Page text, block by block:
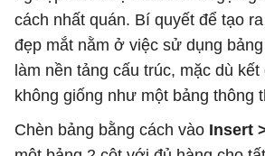
cách nhất quán. Bí quyết để tạo
đẹp mắt nằm ở việc sử dụng
làm nền tảng cấu trúc, mặc dù
không giống như một bảng thông
Chèn bảng bằng cách vào Insert